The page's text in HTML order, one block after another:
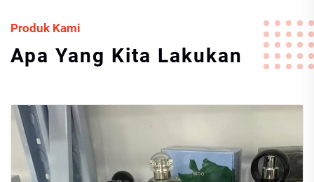
Produk Kami
Apa Yang Kita Lakukan